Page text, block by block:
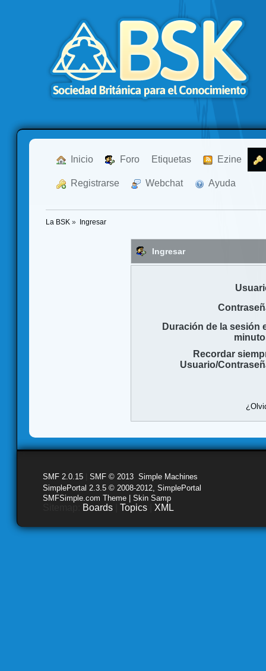
Inicio Foro Etiquetas Ezine
Registrarse Webchat Ayuda
La BSK » Ingresar
Ingresar
Duración de la sesión
Recordar
Usuario/
SMF 2.0.15 SMF © 2013 Simple Machines
SimplePortal 2.3.5 © 2008-2012, SimplePortal
SMFSimple.com Theme | Skin Samp
Boards Topics XML